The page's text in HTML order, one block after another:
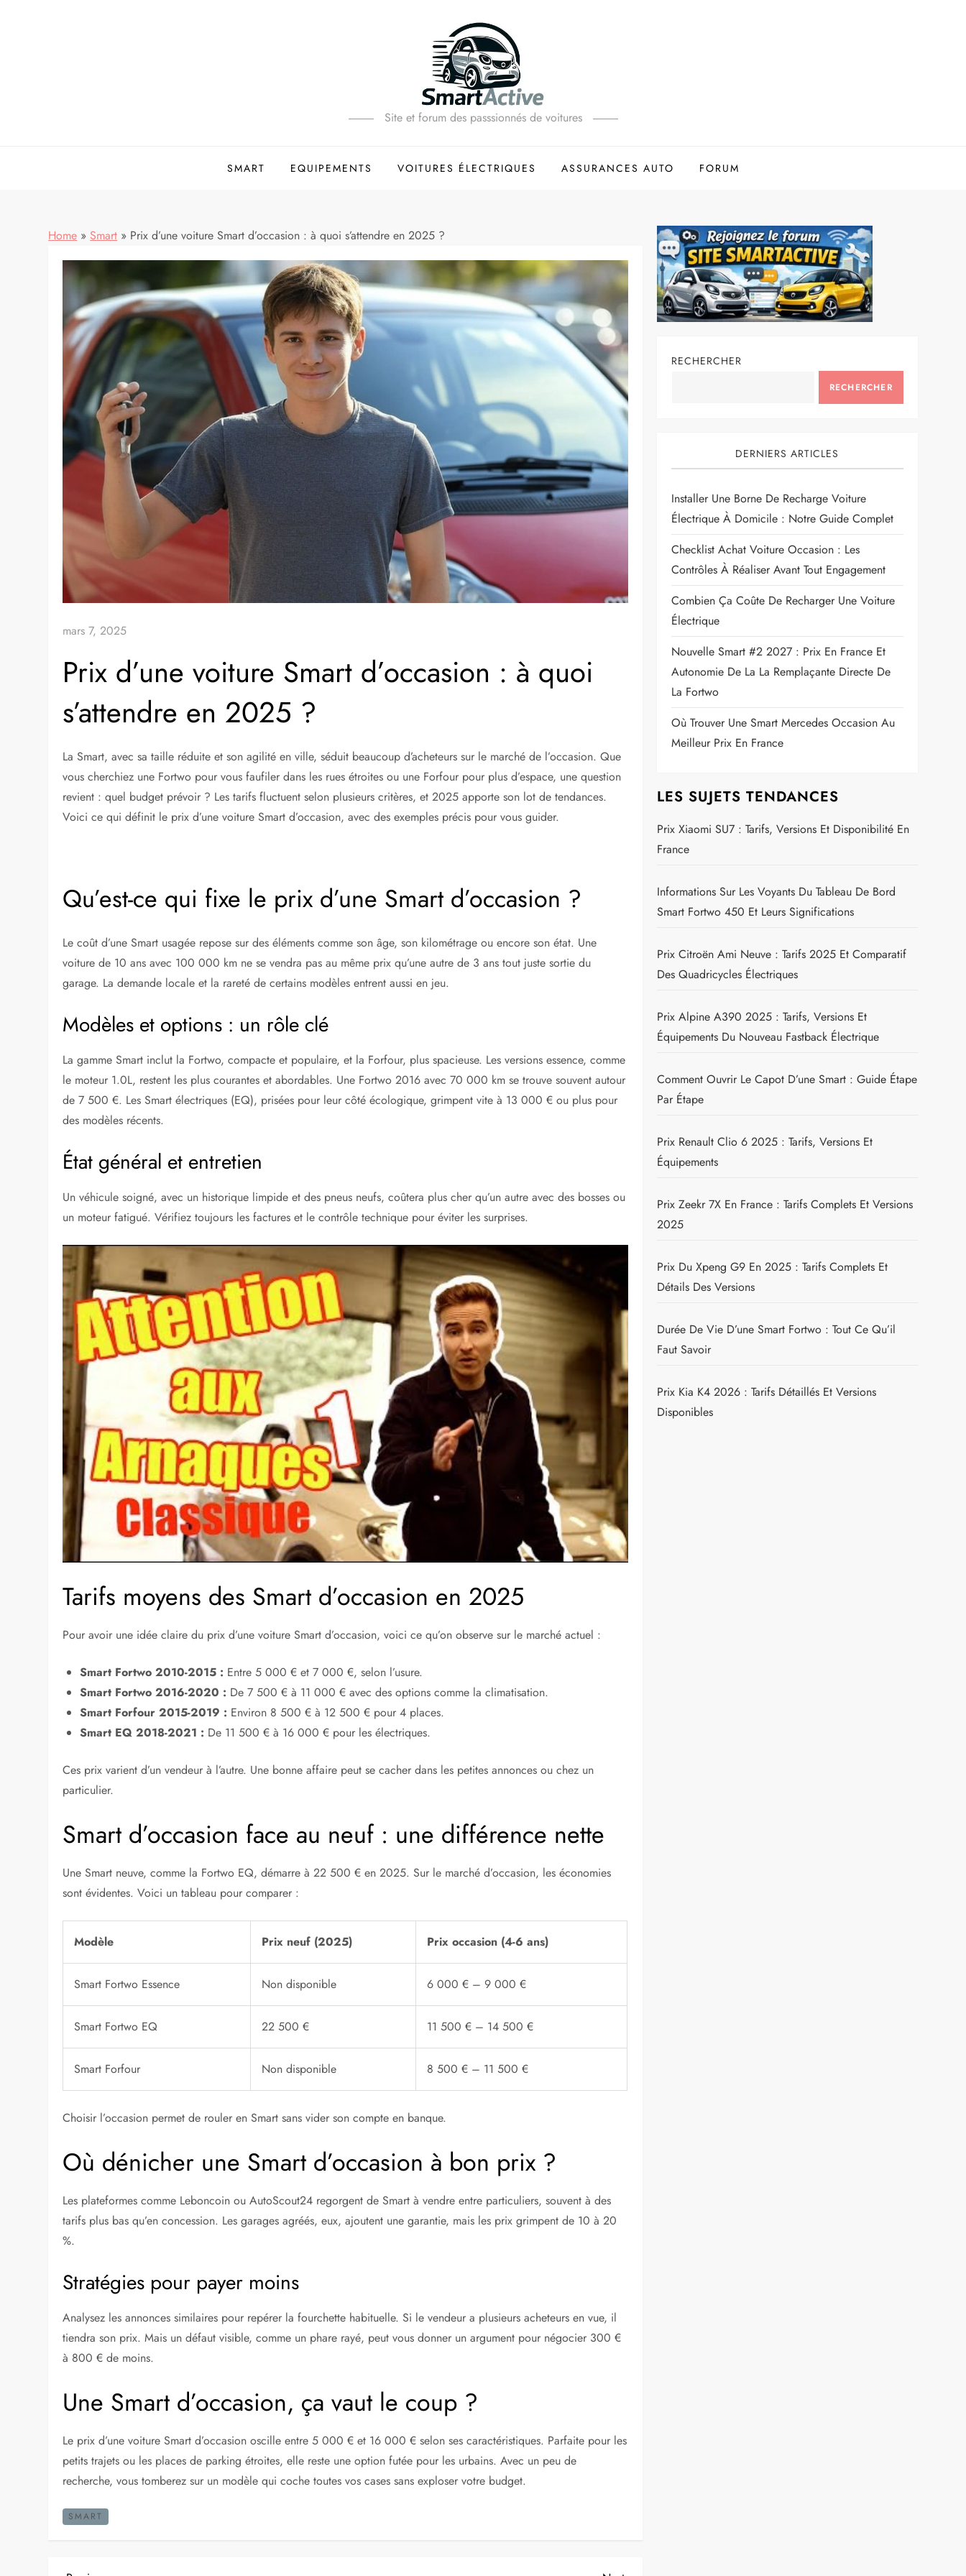
Site et forum des passsionnés de voitures
SMART EQUIPEMENTS VOITURES ÉLECTRIQUES ASSURANCES AUTO FORUM
Home » Smart » Prix d’une voiture Smart d’occasion : à quoi s’attendre en 2025 ?
mars 7, 2025
Prix d’une voiture Smart d’occasion : à quoi
s’attendre en 2025 ?
La Smart, avec sa taille réduite et son agilité en ville, séduit beaucoup d’acheteurs sur le marché de l’occasion. Que
vous cherchiez une Fortwo pour vous faufiler dans les rues étroites ou une Forfour pour plus d’espace, une question
revient : quel budget prévoir ? Les tarifs fluctuent selon plusieurs critères, et 2025 apporte son lot de tendances.
Voici ce qui définit le prix d’une voiture Smart d’occasion, avec des exemples précis pour vous guider.
Qu’est-ce qui fixe le prix d’une Smart d’occasion ?
Le coût d’une Smart usagée repose sur des éléments comme son âge, son kilométrage ou encore son état. Une
voiture de 10 ans avec 100 000 km ne se vendra pas au même prix qu’une autre de 3 ans tout juste sortie du
garage. La demande locale et la rareté de certains modèles entrent aussi en jeu.
Modèles et options : un rôle clé
La gamme Smart inclut la Fortwo, compacte et populaire, et la Forfour, plus spacieuse. Les versions essence, comme
le moteur 1.0L, restent les plus courantes et abordables. Une Fortwo 2016 avec 70 000 km se trouve souvent autour
de 7 500 €. Les Smart électriques (EQ), prisées pour leur côté écologique, grimpent vite à 13 000 € ou plus pour
des modèles récents.
État général et entretien
Un véhicule soigné, avec un historique limpide et des pneus neufs, coûtera plus cher qu’un autre avec des bosses ou
un moteur fatigué. Vérifiez toujours les factures et le contrôle technique pour éviter les surprises.
Tarifs moyens des Smart d’occasion en 2025
Pour avoir une idée claire du prix d’une voiture Smart d’occasion, voici ce qu’on observe sur le marché actuel :
Smart Fortwo 2010-2015 : Entre 5 000 € et 7 000 €, selon l’usure.
Smart Fortwo 2016-2020 : De 7 500 € à 11 000 € avec des options comme la climatisation.
Smart Forfour 2015-2019 : Environ 8 500 € à 12 500 € pour 4 places.
Smart EQ 2018-2021 : De 11 500 € à 16 000 € pour les électriques.
Ces prix varient d’un vendeur à l’autre. Une bonne affaire peut se cacher dans les petites annonces ou chez un
particulier.
Smart d’occasion face au neuf : une différence nette
Une Smart neuve, comme la Fortwo EQ, démarre à 22 500 € en 2025. Sur le marché d’occasion, les économies
sont évidentes. Voici un tableau pour comparer :
Modèle Prix neuf (2025) Prix occasion (4-6 ans)
Smart Fortwo Essence Non disponible 6 000 € – 9 000 €
Smart Fortwo EQ 22 500 € 11 500 € – 14 500 €
Smart Forfour Non disponible 8 500 € – 11 500 €
Choisir l’occasion permet de rouler en Smart sans vider son compte en banque.
Où dénicher une Smart d’occasion à bon prix ?
Les plateformes comme Leboncoin ou AutoScout24 regorgent de Smart à vendre entre particuliers, souvent à des
tarifs plus bas qu’en concession. Les garages agréés, eux, ajoutent une garantie, mais les prix grimpent de 10 à 20
%.
Stratégies pour payer moins
Analysez les annonces similaires pour repérer la fourchette habituelle. Si le vendeur a plusieurs acheteurs en vue, il
tiendra son prix. Mais un défaut visible, comme un phare rayé, peut vous donner un argument pour négocier 300 €
à 800 € de moins.
Une Smart d’occasion, ça vaut le coup ?
Le prix d’une voiture Smart d’occasion oscille entre 5 000 € et 16 000 € selon ses caractéristiques. Parfaite pour les
petits trajets ou les places de parking étroites, elle reste une option futée pour les urbains. Avec un peu de
recherche, vous tomberez sur un modèle qui coche toutes vos cases sans exploser votre budget.
SMART
RECHERCHER
RECHERCHER
DERNIERS ARTICLES
Installer Une Borne De Recharge Voiture
Électrique À Domicile : Notre Guide Complet
Checklist Achat Voiture Occasion : Les
Contrôles À Réaliser Avant Tout Engagement
Combien Ça Coûte De Recharger Une Voiture
Électrique
Nouvelle Smart #2 2027 : Prix En France Et
Autonomie De La La Remplaçante Directe De
La Fortwo
Où Trouver Une Smart Mercedes Occasion Au
Meilleur Prix En France
LES SUJETS TENDANCES
Prix Xiaomi SU7 : Tarifs, Versions Et Disponibilité En
France
Informations Sur Les Voyants Du Tableau De Bord
Smart Fortwo 450 Et Leurs Significations
Prix Citroën Ami Neuve : Tarifs 2025 Et Comparatif
Des Quadricycles Électriques
Prix Alpine A390 2025 : Tarifs, Versions Et
Équipements Du Nouveau Fastback Électrique
Comment Ouvrir Le Capot D’une Smart : Guide Étape
Par Étape
Prix Renault Clio 6 2025 : Tarifs, Versions Et
Équipements
Prix Zeekr 7X En France : Tarifs Complets Et Versions
2025
Prix Du Xpeng G9 En 2025 : Tarifs Complets Et
Détails Des Versions
Durée De Vie D’une Smart Fortwo : Tout Ce Qu’il
Faut Savoir
Prix Kia K4 2026 : Tarifs Détaillés Et Versions
Disponibles